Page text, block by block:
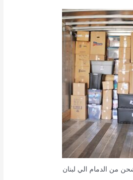
من الدمام الي لبنان